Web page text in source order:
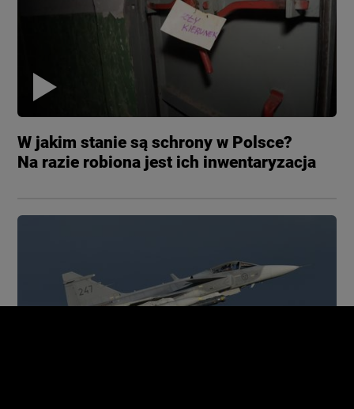
W jakim stanie są schrony w Polsce?
Na razie robiona jest ich inwentaryzacja